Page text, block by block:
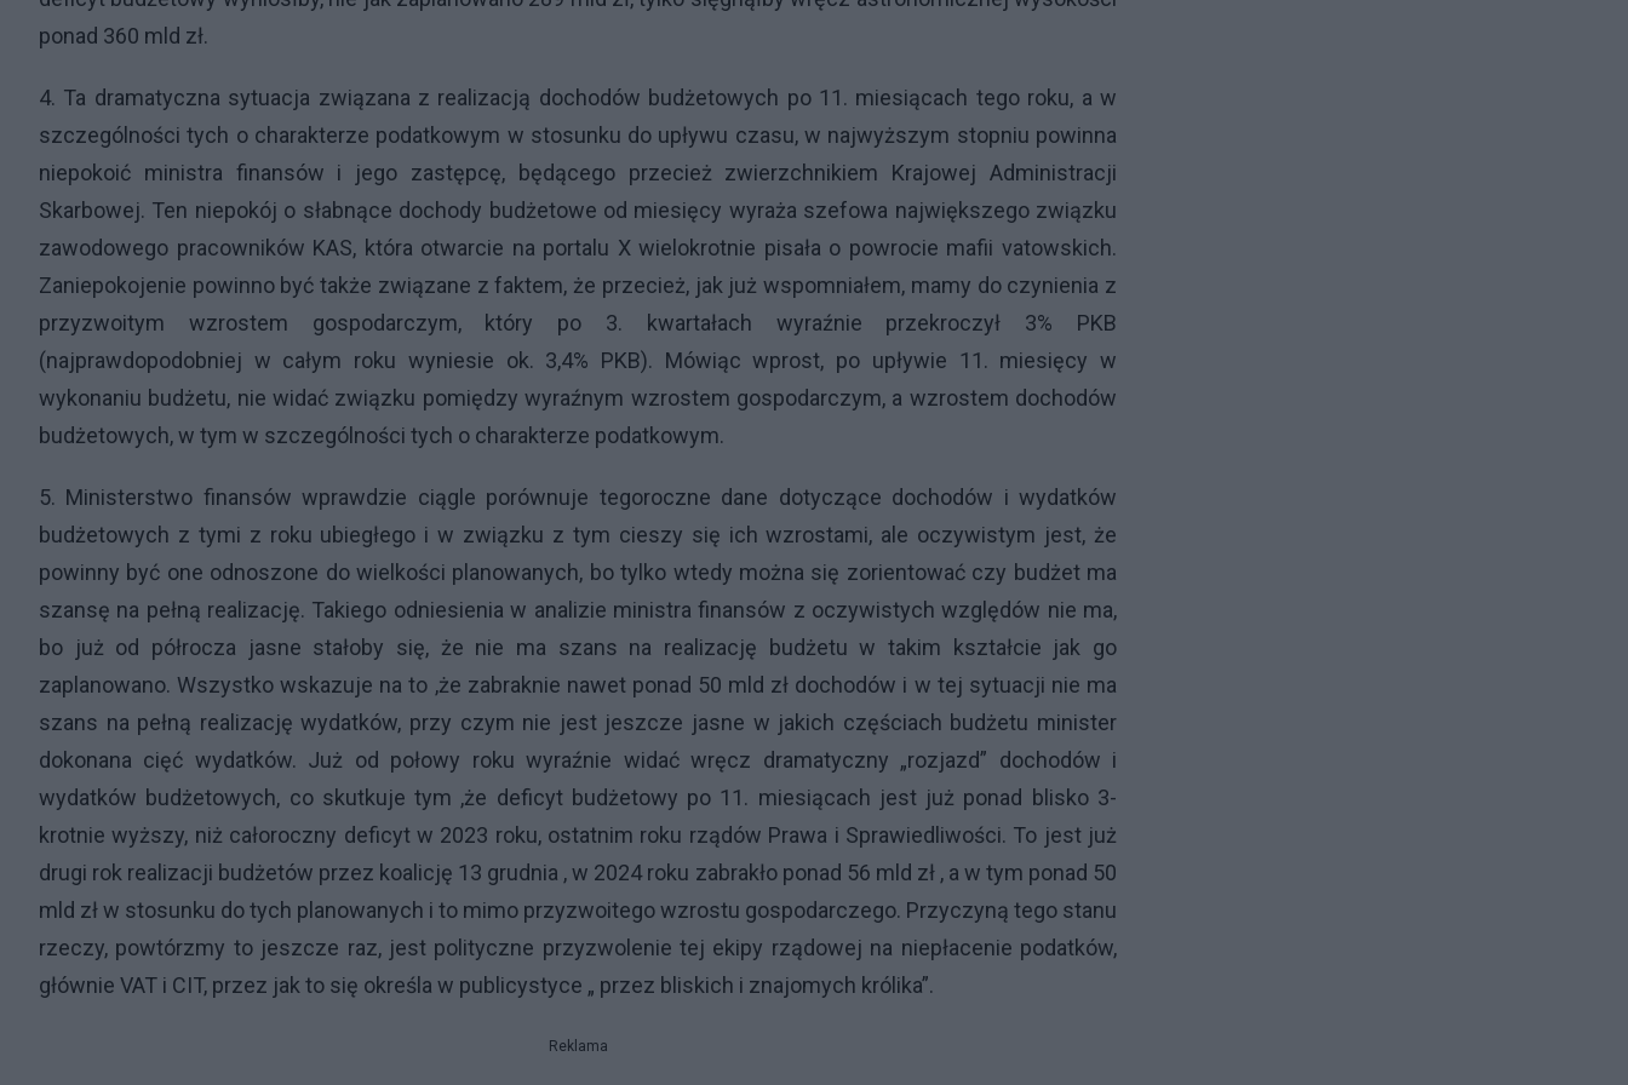
ponad 360 mld zł.
4. Ta dramatyczna sytuacja związana z realizacją dochodów budżetowych po 11. miesiącach tego roku, a w
szczególności tych o charakterze podatkowym w stosunku do upływu czasu, w najwyższym stopniu powinna
niepokoić ministra finansów i jego zastępcę, będącego przecież zwierzchnikiem Krajowej Administracji
Skarbowej. Ten niepokój o słabnące dochody budżetowe od miesięcy wyraża szefowa największego związku
zawodowego pracowników KAS, która otwarcie na portalu X wielokrotnie pisała o powrocie mafii vatowskich.
Zaniepokojenie powinno być także związane z faktem, że przecież, jak już wspomniałem, mamy do czynienia z
przyzwoitym wzrostem gospodarczym, który po 3. kwartałach wyraźnie przekroczył 3% PKB
(najprawdopodobniej w całym roku wyniesie ok. 3,4% PKB). Mówiąc wprost, po upływie 11. miesięcy w
wykonaniu budżetu, nie widać związku pomiędzy wyraźnym wzrostem gospodarczym, a wzrostem dochodów
budżetowych, w tym w szczególności tych o charakterze podatkowym.
5. Ministerstwo finansów wprawdzie ciągle porównuje tegoroczne dane dotyczące dochodów i wydatków
budżetowych z tymi z roku ubiegłego i w związku z tym cieszy się ich wzrostami, ale oczywistym jest, że
powinny być one odnoszone do wielkości planowanych, bo tylko wtedy można się zorientować czy budżet ma
szansę na pełną realizację. Takiego odniesienia w analizie ministra finansów z oczywistych względów nie ma,
bo już od półrocza jasne stałoby się, że nie ma szans na realizację budżetu w takim kształcie jak go
zaplanowano. Wszystko wskazuje na to ,że zabraknie nawet ponad 50 mld zł dochodów i w tej sytuacji nie ma
szans na pełną realizację wydatków, przy czym nie jest jeszcze jasne w jakich częściach budżetu minister
dokonana cięć wydatków. Już od połowy roku wyraźnie widać wręcz dramatyczny „rozjazd” dochodów i
wydatków budżetowych, co skutkuje tym ,że deficyt budżetowy po 11. miesiącach jest już ponad blisko 3-
krotnie wyższy, niż całoroczny deficyt w 2023 roku, ostatnim roku rządów Prawa i Sprawiedliwości. To jest już
drugi rok realizacji budżetów przez koalicję 13 grudnia , w 2024 roku zabrakło ponad 56 mld zł , a w tym ponad 50
mld zł w stosunku do tych planowanych i to mimo przyzwoitego wzrostu gospodarczego. Przyczyną tego stanu
rzeczy, powtórzmy to jeszcze raz, jest polityczne przyzwolenie tej ekipy rządowej na niepłacenie podatków,
głównie VAT i CIT, przez jak to się określa w publicystyce „ przez bliskich i znajomych królika”.
Reklama